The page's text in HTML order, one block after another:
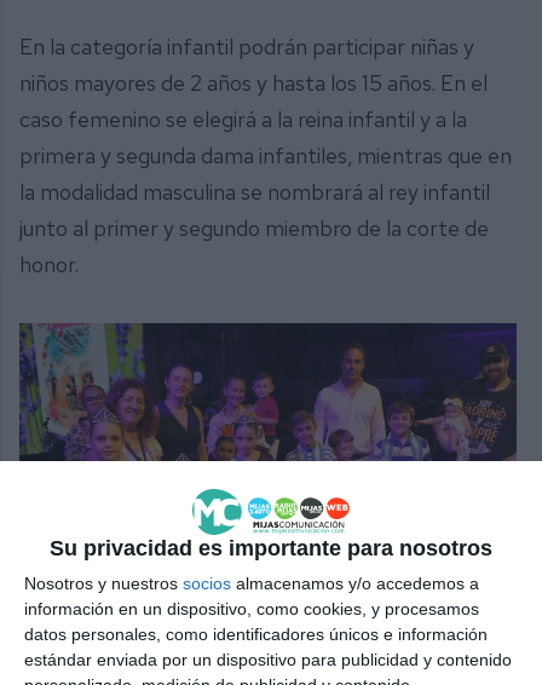
Su privacidad es importante para nosotros
Nosotros y nuestros socios almacenamos y/o accedemos a
información en un dispositivo, como cookies, y procesamos
datos personales, como identificadores únicos e información
estándar enviada por un dispositivo para publicidad y contenido
En la categoría infantil podrán participar niñas y
niños mayores de 2 años y hasta los 15 años. En el
caso femenino se elegirá a la reina infantil y a la
primera y segunda dama infantiles, mientras que en
la modalidad masculina se nombrará al rey infantil
junto al primer y segundo miembro de la corte de
honor.
Coronación de los reyes y acompañantes infantiles de la
Feria de Las Lagunas 2025. MIJAS COMUNICACIÓN.